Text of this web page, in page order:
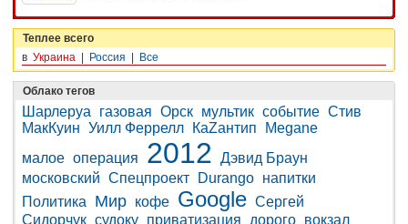
Теплее всего
в Украина Россия Все
Облако тегов
Шарлеруа газовая Орск мультик событие Стив
МакКуин Уилл Феррелл КаZантип
Megane
малое операция 2012 Дэвид Браун
московский Спецпроект Durango напитки
Политика
Мир кофе Google Сергей
Сидорчук судоку приватизация дорого вокзал